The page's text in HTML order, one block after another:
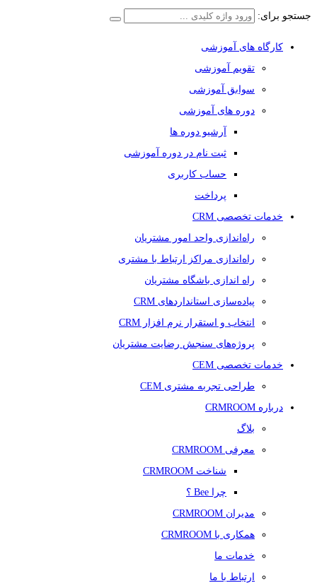
جستجو برای:
کارگاه های آموزشی
تقویم آموزشی
سوابق آموزشی
دوره های آموزشی
آرشیو دوره ها
ثبت نام در دوره آموزشی
حساب کاربری
پرداخت
خدمات تخصصی CRM
راه‌اندازی واحد امور مشتریان
راه‌اندازی مراکز ارتباط با مشتری
راه اندازی باشگاه مشتریان
پیاده‌سازی استانداردهای CRM
انتخاب و استقرار نرم افزار CRM
پروژه‌های سنجش رضایت مشتریان
خدمات تخصصی CEM
طراحی تجربه مشتری CEM
درباره CRMROOM
بلاگ
معرفی CRMROOM
شناخت CRMROOM
چرا Bee ؟
مدیران CRMROOM
همکاری با CRMROOM
خدمات ما
ارتباط با ما